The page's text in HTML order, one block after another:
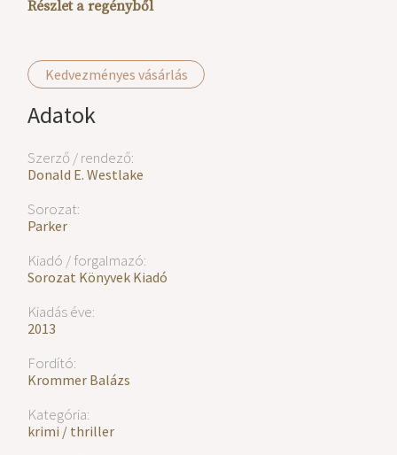
Kedvezményes vásárlás
Adatok
Szerző / rendező:
Donald E. Westlake
Sorozat:
Parker
Kiadó / forgalmazó:
Sorozat Könyvek Kiadó
Kiadás éve:
2013
Fordító:
Krommer Balázs
Kategória:
krimi / thriller
Részlet a regényből